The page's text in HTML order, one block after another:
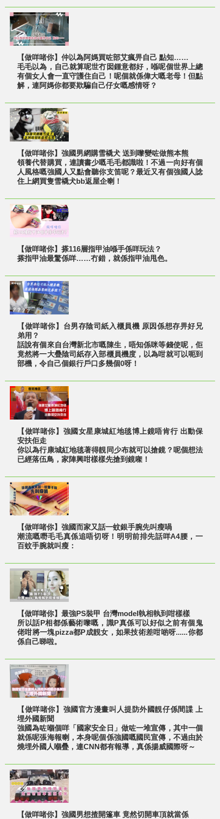
【做咩啫你】仲以為阿媽買咗部艾瘋畀自己 點知……
毛毛以為，自己就算呢世冇囡鍾意都好，喺呢個世界上總
有個女人會一直守護住自己！呢個就係偉大嘅老母！但點
解，連阿媽你都要欺騙自己仔女嘅感情呀？
【做咩啫你】強國男網購雪橇犬 送到嚟變咗做熊本熊
領養代替購買，連讀書少嘅毛毛都識啦！不過一向好有個
人風格嘅強國人又點會聽你支笛呢？最近又有個強國人諗
住上網買隻雪橇犬bb返屋企喇！
【做咩啫你】搽116層指甲油喺手係咩玩法？
搽指甲油最驚係咩……冇錯，就係指甲油甩色。
【做咩啫你】台男存陰司紙入櫃員機 原因係想存畀好兄
弟用？
話說有個來自台灣新北市嘅陳生，唔知係咪等錢使呢，佢
竟然將一大疊陰司紙存入部櫃員機度，以為咁就可以呃到
部機，令自己個銀行戶口多幾個0呀！
【做咩啫你】強國女星康城紅地毯博上鏡唔肯行 出動保
安扶佢走
你以為行康城紅地毯著得靚同少布就可以搶鏡？呢個想法
已經落伍鳥，家陣興咁樣樣先搶到鏡㗎！
【做咩啫你】強國而家又話一蚊銀手腕先叫瘦喎
潮流嘅嘢毛毛真係追唔切呀！明明前排先話咩A4腰，一
百蚊手腕就叫瘦：
【做咩啫你】最強PS裝甲 台灣model執相執到咁樣樣
所以話P相都係藝術嚟嘅，識P真係可以好似之前有個鬼
佬咁將一塊pizza都P成靚女，如果技術差咁啲呀......你都
係自己睇啦。
【做咩啫你】強國官方漫畫叫人提防外國靚仔係間諜 上
埋外國新聞
強國為咗嗰個咩「國家安全日」做咗一堆宣傳，其中一個
就係呢張海報喇，本身呢個係強國嘅國民宣傳，不過由於
燒埋外國人嗰疊，連CNN都有報導，真係揚威國際呀～
【做咩啫你】強國男想揸開篷車 竟然切開車頂就當係